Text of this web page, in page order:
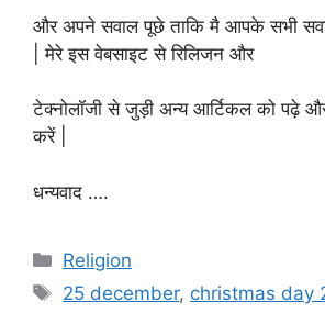
और अपने सवाल पूछे ताकि मै आपके सभी
| मेरे इस वेबसाइट से रिलिजन और
टेक्नोलॉजी से जुड़ी अन्य आर्टिकल को पढ़े
करें |
धन्यवाद ….
Categories
Religion
Tags
25 december, christmas day